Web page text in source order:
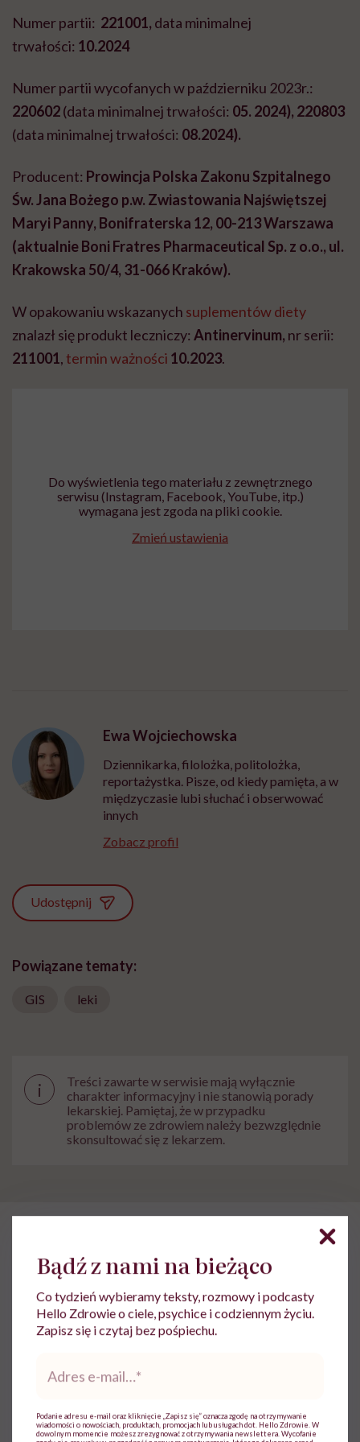
Numer partii: 221001, data minimalnej
trwałości: 10.2024
Numer partii wycofanych w październiku 2023r.:
220602(data minimalnej trwałości: 05. 2024), 220803
(data minimalnej trwałości: 08.2024).
Producent: Prowincja Polska Zakonu Szpitalnego
Św. Jana Bożego p.w. Zwiastowania Najświętszej
Maryi Panny, Bonifraterska 12, 00-213 Warszawa
(aktualnie Boni Fratres Pharmaceutical Sp. z o.o., ul.
Krakowska 50/4, 31-066 Kraków).
W opakowaniu wskazanych suplementów diety
znalazł się produkt leczniczy: Antinervinum, nr serii:
211001,termin ważności 10.2023.
Do wyświetlenia tego materiału z zewnętrznego
serwisu (Instagram, Facebook, YouTube, itp.)
wymagana jest zgoda na pliki cookie.
Zmień ustawienia
Ewa Wojciechowska
Dziennikarka, filolożka, politolożka,
reportażystka. Pisze, od kiedy pamięta, a w
międzyczasie lubi słuchać i obserwować
innych
Zobacz profil
Udostępnij
Powiązane tematy:
GIS leki
i
Treści zawarte w serwisie mają wyłącznie
charakter informacyjny i nie stanowią porady
lekarskiej. Pamiętaj, że w przypadku
problemów ze zdrowiem należy bezwzględnie
skonsultować się z lekarzem.
Prof. Ines Liebscher:
Prof. Ines Liebscher: „Liczymy,
iż nasz związek sprawi, że
uszkodzone kości uda się
Lipska na tropie nowej terapii
Agata Źrałko
Bądź z nami na bieżąco
Co tydzień wybieramy teksty, rozmowy i podcasty
Hello Zdrowie o ciele, psychice i codziennym życiu.
Zapisz się i czytaj bez pośpiechu.
*
Podanie adresu e-mail oraz kliknięcie „Zapisz się” oznacza zgodę na otrzymywanie
wiadomości o nowościach, produktach, promocjach lub usługach dot. Hello Zdrowie. W
dowolnym momencie możesz zrezygnować z otrzymywania newslettera. Wycofanie